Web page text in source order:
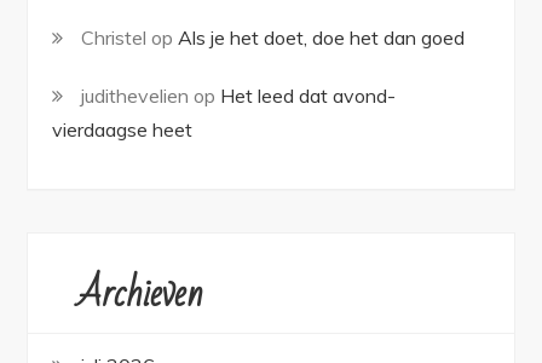
Christel opAls je het doet, doe het dan goed
judithevelien op Het leed dat avond-
vierdaagse heet
Archieven